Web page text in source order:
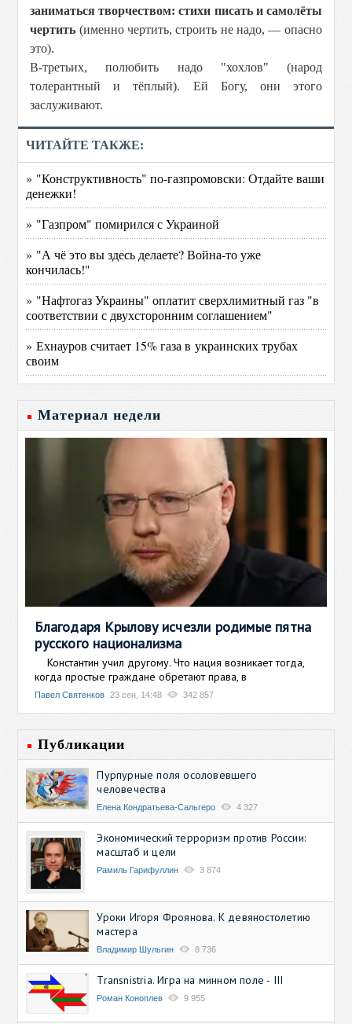
заниматься творчеством: стихи писать и самолёты
чертить (именно чертить, строить не надо, — опасно
это).
В-третьих, полюбить надо "хохлов" (народ
толерантный и тёплый). Ей Богу, они этого
заслуживают.
ЧИТАЙТЕ ТАКЖЕ:
» "Конструктивность" по-газпромовски: Отдайте ваши
денежки!
» "Газпром" помирился с Украиной
» "А чё это вы здесь делаете? Война-то уже
кончилась!"
» "Нафтогаз Украины" оплатит сверхлимитный газ "в
соответствии с двухсторонним соглашением"
» Ехнауров считает 15% газа в украинских трубах
своим
Материал недели
Благодаря Крылову исчезли родимые пятна
русского национализма
Константин учил другому. Что нация возникает тогда,
когда простые граждане обретают права, в
Павел Святенков 23 сен, 14:48 342 857
Публикации
Пурпурные поля осоловевшего
человечества
Елена Кондратьева-Сальгеро 4 327
Экономический терроризм против России:
масштаб и цели
Рамиль Гарифуллин 3 874
Уроки Игоря Фроянова. К девяностолетию
мастера
Владимир Шульгин 8 736
Transnistria. Игра на минном поле - III
Роман Коноплев 9 955